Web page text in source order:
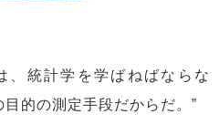
、統計学を学ばねばならな
的の測定手段だからだ。”